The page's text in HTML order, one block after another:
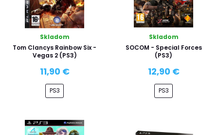
Skladom
Tom Clancys Rainbow Six -
Vegas 2 (PS3)
11,90 €
PS3
Skladom
SOCOM - Special Forces
(PS3)
12,90 €
PS3